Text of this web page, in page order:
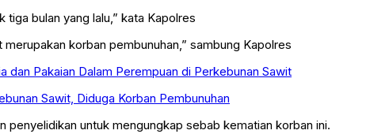
tiga bulan yang lalu,” kata Kapolres
korban pembunuhan,” sambung Kapolres
dan Pakaian Dalam Perempuan di Perkebunan Sawit
Sawit, Diduga Korban Pembunuhan
untuk mengungkap sebab kematian korban ini.